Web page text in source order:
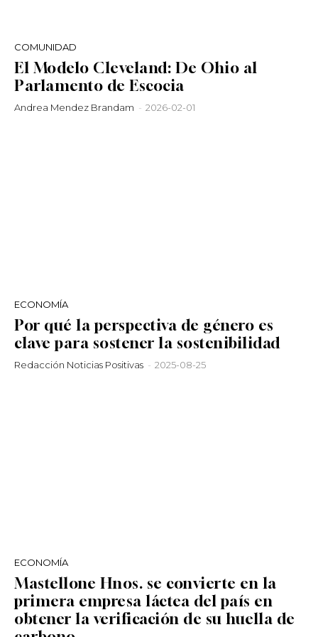
COMUNIDAD
El Modelo Cleveland: De Ohio al
Parlamento de Escocia
Andrea Mendez Brandam - 2026-02-01
ECONOMÍA
Por qué la perspectiva de género es
clave para sostener la sostenibilidad
Redacción Noticias Positivas - 2025-08-25
ECONOMÍA
Mastellone Hnos. se convierte en la
primera empresa láctea del país en
obtener la verificación de su huella de